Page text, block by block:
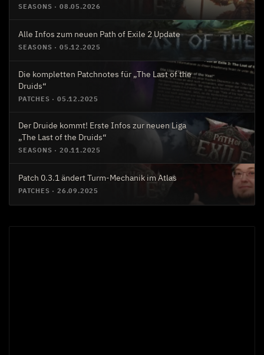
SEASONS · 08.05.2026
Alle Infos zum neuen Path of Exile 2 Update
SEASONS · 05.12.2025
Die kompletten Patchnotes für „The Last of the
Druids“
PATCHES · 05.12.2025
Der Druide kommt! Erste Infos zur neuen Liga
„The Last of the Druids“
SEASONS · 20.11.2025
Patch 0.3.1 ändert Turm-Mechanik im Atlas
PATCHES · 26.09.2025